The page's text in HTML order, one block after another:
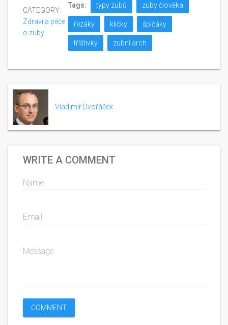
CATEGORY:
Zdraví a péče
o zuby
Tags: typy zubů zuby člověka
řezáky kličky špičáky
tříštivky zubní arch
Vladimír Dvořáček
WRITE A COMMENT
Name
Email
Message